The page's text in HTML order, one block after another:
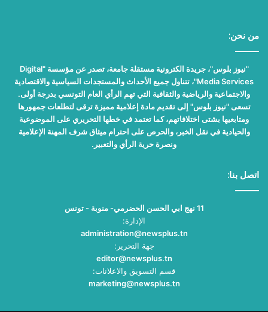
من نحن:
"نيوز بلوس"، جريدة الكترونية مستقلة جامعة، تصدر عن مؤسسة "Digital
Media Services"، تتناول جميع الأحداث والمستجدات السياسية والاقتصادية
والاجتماعية والرياضية والثقافية التي تهم الرأي العام التونسي بدرجة أولى.
تسعى "نيوز بلوس" إلى تقديم مادة إعلامية مميزة ترقى لتطلعات جمهورها
ومتابعيها بشتى اختلافاتهم، كما تعتمد في خطها التحريري على الموضوعية
والحيادية في نقل الخبر، والحرص على احترام ميثاق شرف المهنة الإعلامية
ونصرة حرية الرأي والتعبير.
اتصل بنا:
11 نهج ابي الحسن الحضرمي- منوبة - تونس
الإدارة:
administration@newsplus.tn
جهة التحرير:
editor@newsplus.tn
قسم التسويق والاعلانات:
marketing@newsplus.tn